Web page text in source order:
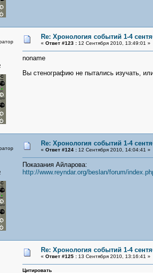
Re: Хронология событий 1-4
« Ответ #123 :12 Сентября 2010, 13:49:01 »
noname
Вы стенографию не пытались изучать,
Re: Хронология событий 1-4
« Ответ #124 :12 Сентября 2010, 14:04:41 »
Показания Айларова:
http://www.reyndar.org/beslan/forum/
Re: Хронология событий 1-4
« Ответ #125 :13 Сентября 2010, 13:16:41 »
Цитировать